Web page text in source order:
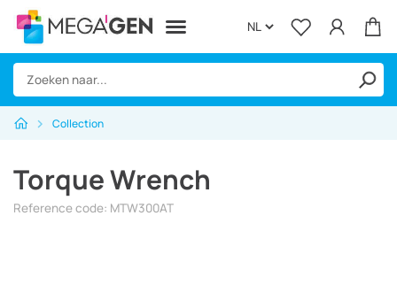
Home
Surgical
Regeneration
Collection
Torque Wrench
Reference code: MTW300AT